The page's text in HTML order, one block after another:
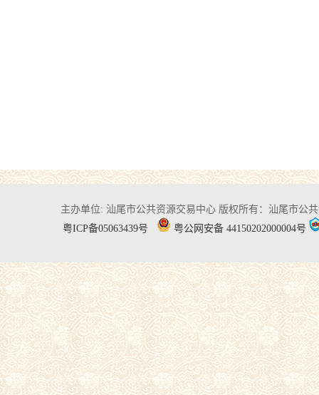
主办单位: 汕尾市公共资源交易中心 版权所有：汕尾市公
粤ICP备05063439号
粤公网安备 44150202000004号